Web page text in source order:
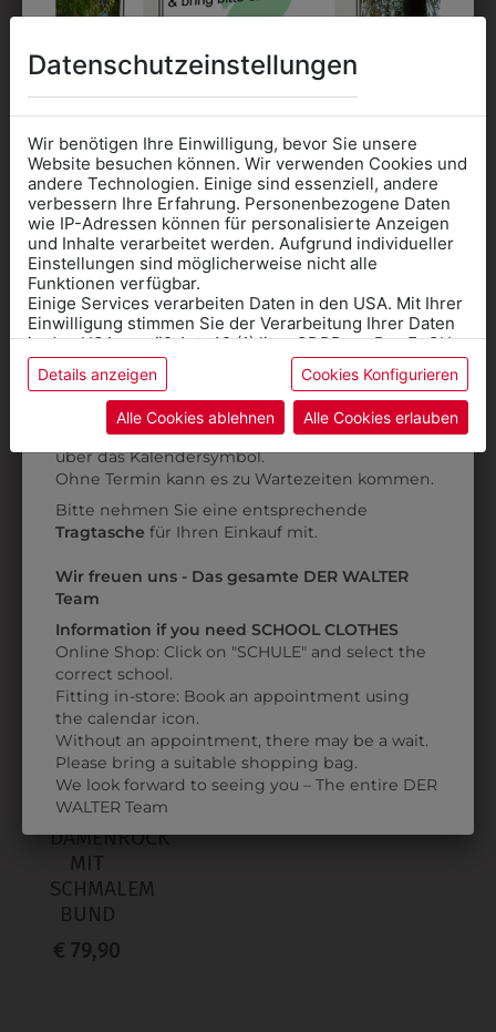
AUCH GEFALLEN
300001138
KI STRUMPFHOSE
BW
3000011381
KI STRUMPFHOSE
BW
ZULETZT ANGESEHEN
9DRW03BL01
DAMENROCK
MIT
SCHMALEM
BUND
€ 79,90
Datenschutzeinstellungen
Wir benötigen Ihre Einwilligung, bevor Sie unsere
Website besuchen können. Wir verwenden Cookies und
andere Technologien. Einige sind essenziell, andere
verbessern Ihre Erfahrung. Personenbezogene Daten
wie IP-Adressen können für personalisierte Anzeigen
und Inhalte verarbeitet werden. Aufgrund individueller
Einstellungen sind möglicherweise nicht alle
Funktionen verfügbar.
Einige Services verarbeiten Daten in den USA. Mit Ihrer
Einwilligung stimmen Sie der Verarbeitung Ihrer Daten
in den USA gemäß Art. 49 (1) lit. a GDPR zu. Der EuGH
stuft die USA als Land mit unzureichendem Datenschutz
ein, und es besteht das Risiko, dass US-Behörden
Daten ohne Klagemöglichkeit für Europäer überwachen.
Datenschutzerklärungbzw. im
Details anzeigen Cookies Konfigurieren
Alle Cookies ablehnen Alle Cookies erlauben
Informationen wenn Sie
Kleidung
für die SCHULE
benötigen
Online Shop: Klick auf SCHULE in der
Kategorie und die richtige Schule auswählen.
AnprobeVorort im Geschäft: Termin buchen
über das Kalendersymbol.
Ohne Termin kann es zu Wartezeiten kommen.
Bitte nehmen Sie eine entsprechende
Tragtasche für Ihren Einkauf mit.
Wir freuen uns - Das gesamte DER WALTER
Team
Information if you need SCHOOL CLOTHES
Online Shop: Click on "SCHULE" and select the
correct school.
Fitting in-store: Book an appointment using
the calendar icon.
Without an appointment, there may be a wait.
Please bring a suitable shopping bag.
We look forward to seeing you – The entire DER
WALTER Team